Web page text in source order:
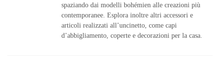
spaziando dai modelli bohémien alle creazioni più
contemporanee. Esplora inoltre altri accessori e
articoli realizzati all’uncinetto, come capi
d’abbigliamento, coperte e decorazioni per la casa.